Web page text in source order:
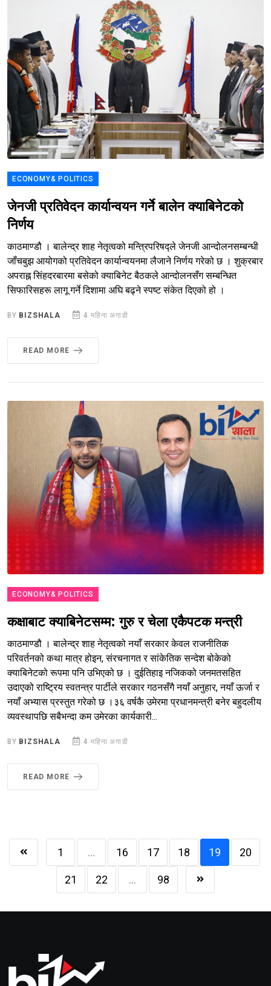
ECONOMY& POLITICS
जेनजी प्रतिवेदन कार्यान्वयन गर्ने बालेन क्याबिनेटको
निर्णय
काठमाण्डौ । बालेन्द्र शाह नेतृत्वको मन्त्रिपरिषद्ले जेनजी आन्दोलनसम्बन्धी
जाँचबुझ आयोगको प्रतिवेदन कार्यान्वयनमा लैजाने निर्णय गरेको छ । शुक्रबार
अपराह्न सिंहदरबारमा बसेको क्याबिनेट बैठकले आन्दोलनसँग सम्बन्धित
सिफारिसहरू लागू गर्ने दिशामा अघि बढ्ने स्पष्ट संकेत दिएको हो ।
BY BIZSHALA 4 महिना अगाडी
READ MORE
ECONOMY& POLITICS
कक्षाबाट क्याबिनेटसम्म: गुरु र चेला एकैपटक मन्त्री
काठमाण्डौ । बालेन्द्र शाह नेतृत्वको नयाँ सरकार केवल राजनीतिक
परिवर्तनको कथा मात्र होइन, संरचनागत र सांकेतिक सन्देश बोकेको
क्याबिनेटको रूपमा पनि उभिएको छ । दुईतिहाइ नजिकको जनमतसहित
उदाएको राष्ट्रिय स्वतन्त्र पार्टीले सरकार गठनसँगै नयाँ अनुहार, नयाँ ऊर्जा र
नयाँ अभ्यास प्रस्तुत गरेको छ ।३६ वर्षकै उमेरमा प्रधानमन्त्री बनेर बहुदलीय
व्यवस्थापछि सबैभन्दा कम उमेरका कार्यकारी...
BY BIZSHALA 4 महिना अगाडी
READ MORE
1 ... 16 17 18 19 20
21 22 ... 98